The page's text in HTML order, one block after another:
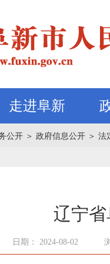
走进阜新
公开 ＞ 政府信息公开 ＞ 法
辽宁
日期： 2024-08-02